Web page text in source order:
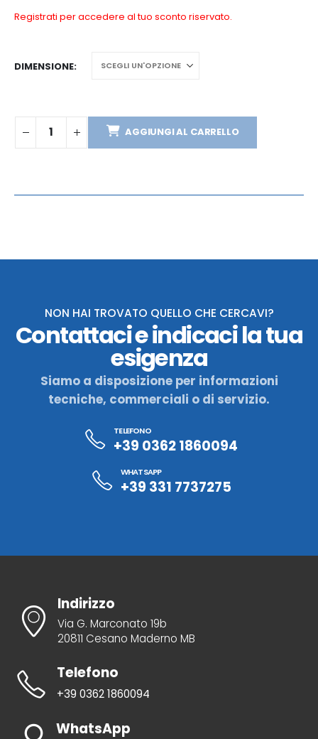
Registrati per accedere al tuo sconto riservato.
DIMENSIONE
AGGIUNGI AL CARRELLO
NON HAI TROVATO QUELLO CHE CERCAVI?
Contattaci e indicaci la tua
esigenza
Siamo a disposizione per informazioni
tecniche, commerciali o di servizio.
TELEFONO
+39 0362 1860094
WHATSAPP
+39 331 7737275
Indirizzo
Via G. Marconato 19b
20811 Cesano Maderno MB
Telefono
+39 0362 1860094
WhatsApp